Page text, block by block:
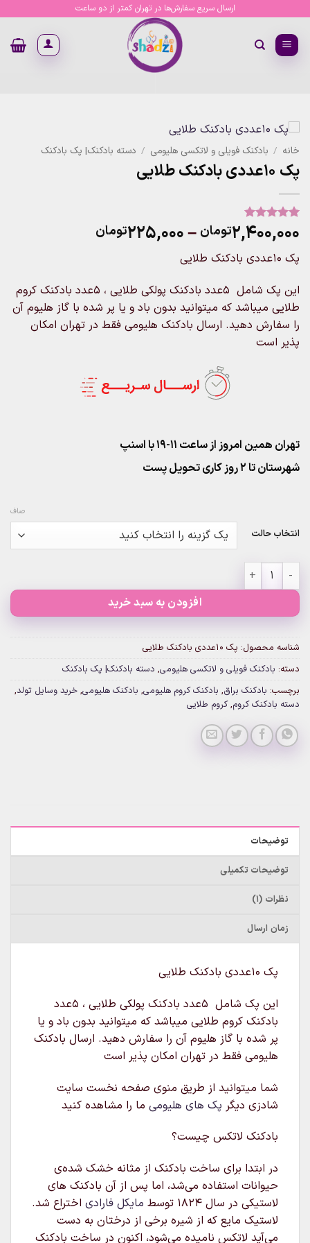
content
ارسال سریع سفارش‌ها در تهران کمتر از دو ساعت
خانه / بادکنک فویلی و لاتکسی هلیومی / دسته بادکنک| پک بادکنک
پک ۱۰عددی بادکنک طلایی
از
5 امتیاز
۲,۴۰۰,۰۰۰تومان –۲۲۵,۰۰۰تومان
through
۲,۴۰۰,۰۰۰تومان
پک ۱۰عددی بادکنک طلایی
این پک شامل ۵عدد بادکنک پولکی طلایی ، ۵عدد بادکنک کروم
طلایی میباشد که میتوانید بدون باد و یا پر شده با گاز هلیوم آن
را سفارش دهید. ارسال بادکنک هلیومی فقط در تهران امکان
پذیر است
تهران همین امروز از ساعت ۱۱-۱۹ با اسنپ
شهرستان تا 2 روز کاری تحویل پست
انتخاب حالت
صاف
افزودن به سبد خرید
شناسه محصول: پک ۱۰عددی بادکنک طلایی
دسته: بادکنک فویلی و لاتکسی هلیومی, دسته بادکنک| پک بادکنک
برچسب: بادکنک براق, بادکنک کروم هلیومی, بادکنک هلیومی, خرید وسایل تولد,
دسته بادکنک کروم,کروم طلایی
توضیحات
توضیحات تکمیلی
نظرات (1)
زمان ارسال
پک ۱۰عددی بادکنک طلایی
این پک شامل ۵عدد بادکنک پولکی طلایی ، ۵عدد
بادکنک کروم طلایی میباشد که میتوانید بدون باد و یا
پر شده با گاز هلیوم آن را سفارش دهید. ارسال بادکنک
هلیومی فقط در تهران امکان پذیر است
شما میتوانید از طریق منوی صفحه نخست سایت
شادزی دیگر پک های هلیومی ما را مشاهده کنید
بادکنک لاتکس چیست؟
در ابتدا برای ساخت بادکنک از مثانه خشک شده‌ی
حیوانات استفاده می‌شد، اما پس از آن بادکنک های
لاستیکی در سال ۱۸۲۴ توسط
مایکل فارادی اختراع شد.
لاستیک مایع که از شیره برخی از درختان به دست
می‌آید لاتکس نامیده می‌شود، اکنون در ساخت بادکنک